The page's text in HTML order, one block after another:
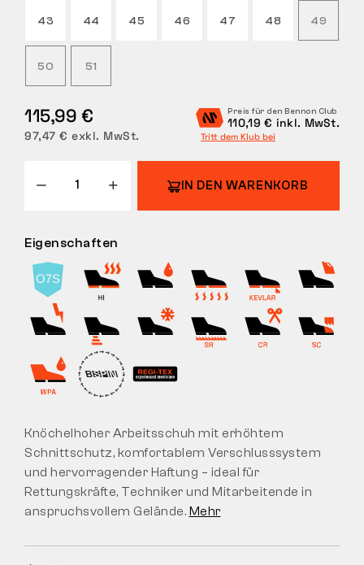
RÜCKGABE
43 44 45 46 47 48 49
50 51
115,99 €
97,47 € exkl. MwSt.
Preis für den Bennon Club
110,19 € inkl. MwSt.
Tritt dem Klub bei
IN DEN WARENKORB
Eigenschaften
Knöchelhoher Arbeitsschuh mit erhöhtem
Schnittschutz, komfortablem Verschlusssystem
und hervorragender Haftung – ideal für
Rettungskräfte, Techniker und Mitarbeitende in
anspruchsvollem Gelände. Mehr